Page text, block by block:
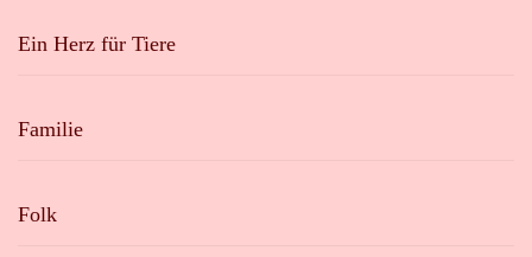
Ein Herz für Tiere
Familie
Folk